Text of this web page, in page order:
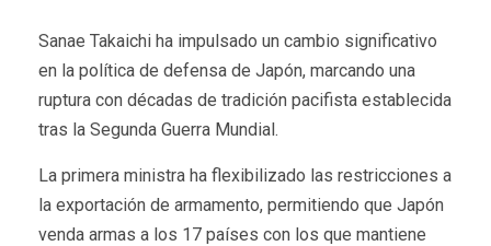
Sanae Takaichi ha impulsado un cambio significativo
en la política de defensa de Japón, marcando una
ruptura con décadas de tradición pacifista establecida
tras la Segunda Guerra Mundial.
La primera ministra ha flexibilizado las restricciones a
la exportación de armamento, permitiendo que Japón
venda armas a los 17 países con los que mantiene